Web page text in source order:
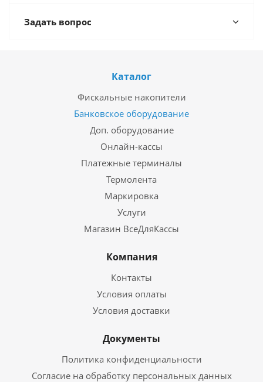
Задать вопрос
Каталог
Фискальные накопители
Банковское оборудование
Доп. оборудование
Онлайн-кассы
Платежные терминалы
Термолента
Маркировка
Услуги
Магазин ВсеДляКассы
Компания
Контакты
Условия оплаты
Условия доставки
Документы
Политика конфиденциальности
Согласие на обработку персональных данных